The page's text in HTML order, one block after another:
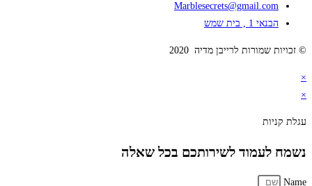
Marblesecrets@gmail.com
הבנאי 1 , בית שמש
© זכויות שמורות לרייבן מדיה 2020
×
×
עגלת קניות
נשמח לעמוד לשירותכם בכל שאלה
Name